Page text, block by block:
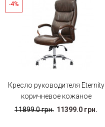
-4%
Кресло руководителя Eternity
коричневое кожаное
11899.0 грн. 11399.0 грн.